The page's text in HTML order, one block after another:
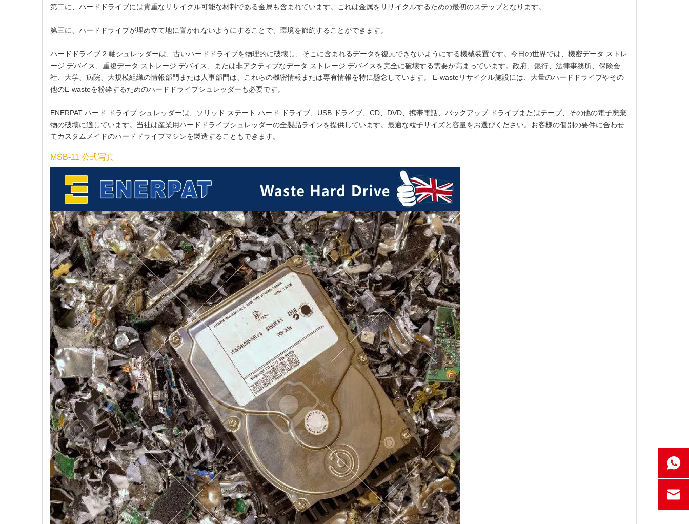
第二に、ハードドライブには貴重なリサイクル可能な材料である金属も含まれています。これは金属をリサイクルするための最初のステップとなります。
第三に、ハードドライブが埋め立て地に置かれないようにすることで、環境を節約することができます。
ハードドライブ 2 軸シュレッダーは、古いハードドライブを物理的に破壊し、そこに含まれるデータを復元できないようにする機械装置です。今日の世界では、機密データ ストレ
ージ デバイス、重複データ ストレージ デバイス、または非アクティブなデータ ストレージ デバイスを完全に破壊する需要が高まっています。政府、銀行、法律事務所、保険会
社、大学、病院、大規模組織の情報部門または人事部門は、これらの機密情報または専有情報を特に懸念しています。 E-wasteリサイクル施設には、大量のハードドライブやその
他のE-wasteを粉砕するためのハードドライブシュレッダーも必要です。
ENERPAT ハード ドライブ シュレッダーは、ソリッド ステート ハード ドライブ、USB ドライブ、CD、DVD、携帯電話、バックアップ ドライブまたはテープ、その他の電子廃棄
物の破壊に適しています。当社は産業用ハードドライブシュレッダーの全製品ラインを提供しています。最適な粒子サイズと容量をお選びください。お客様の個別の要件に合わせ
てカスタムメイドのハードドライブマシンを製造することもできます。
MSB-11 公式写真